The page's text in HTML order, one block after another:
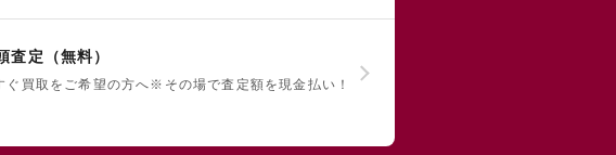
査定（無料）
ぐ買取をご希望の方へ※その場で査定額を現金払い！